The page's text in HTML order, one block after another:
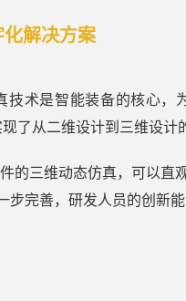
化解决方案
技术是智能装备的核心，
了从二维设计到三维设计
的三维动态仿真，可以
步完善，研发人员的创